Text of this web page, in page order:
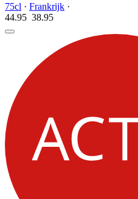
75cl · Frankrijk ·
44.95 38.95